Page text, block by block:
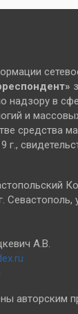
надзору в
и
средства
г.,
Севастополь,
А.В.
авторским